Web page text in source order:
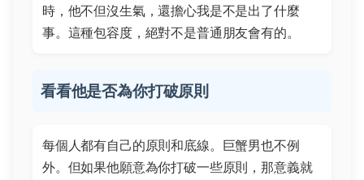
時，他不但沒生氣，還擔心我是不是出了什麼
事。這種包容度，絕對不是普通朋友會有的。
看看他是否為你打破原則
每個人都有自己的原則和底線。巨蟹男也不例
外。但如果他願意為你打破一些原則，那意義就